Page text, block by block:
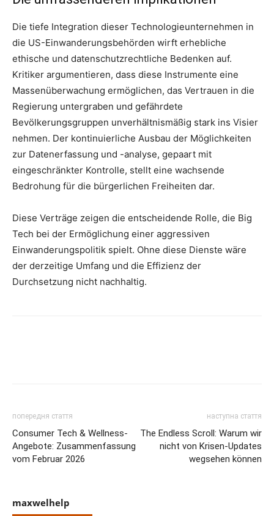
Die tiefe Integration dieser Technologieunternehmen in
die US-Einwanderungsbehörden wirft erhebliche
ethische und datenschutzrechtliche Bedenken auf.
Kritiker argumentieren, dass diese Instrumente eine
Massenüberwachung ermöglichen, das Vertrauen in die
Regierung untergraben und gefährdete
Bevölkerungsgruppen unverhältnismäßig stark ins Visier
nehmen. Der kontinuierliche Ausbau der Möglichkeiten
zur Datenerfassung und -analyse, gepaart mit
eingeschränkter Kontrolle, stellt eine wachsende
Bedrohung für die bürgerlichen Freiheiten dar.
Diese Verträge zeigen die entscheidende Rolle, die Big
Tech bei der Ermöglichung einer aggressiven
Einwanderungspolitik spielt. Ohne diese Dienste wäre
der derzeitige Umfang und die Effizienz der
Durchsetzung nicht nachhaltig.
попередня стаття
Consumer Tech & Wellness-
Angebote: Zusammenfassung
vom Februar 2026
наступна стаття
The Endless Scroll: Warum wir
nicht von Krisen-Updates
wegsehen können
maxwelhelp